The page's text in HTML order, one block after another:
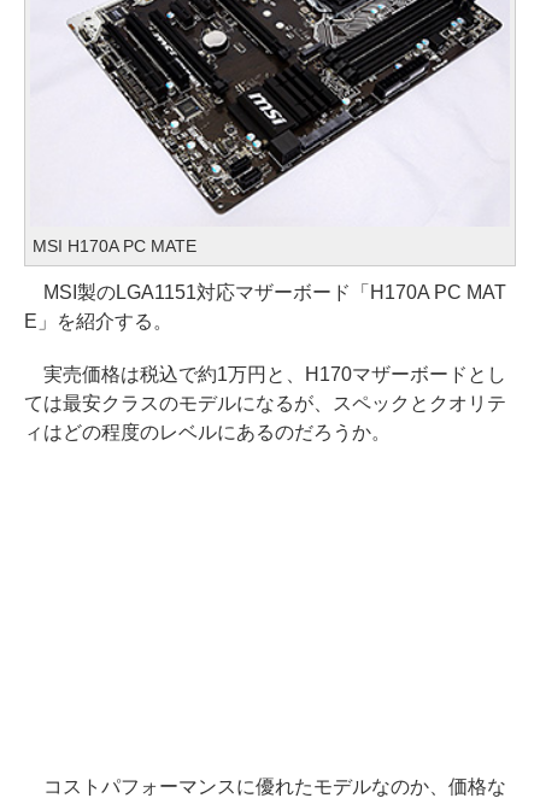
MSI H170A PC MATE
MSI製のLGA1151対応マザーボード「H170A PC MAT
E」を紹介する。
実売価格は税込で約1万円と、H170マザーボードとし
ては最安クラスのモデルになるが、スペックとクオリテ
ィはどの程度のレベルにあるのだろうか。
コストパフォーマンスに優れたモデルなのか、価格な